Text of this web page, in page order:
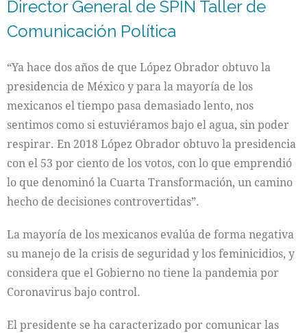
Director General de SPIN Taller de
Comunicación Política
“Ya hace dos años de que López Obrador obtuvo la
presidencia de México y para la mayoría de los
mexicanos el tiempo pasa demasiado lento, nos
sentimos como si estuviéramos bajo el agua, sin poder
respirar. En 2018 López Obrador obtuvo la presidencia
con el 53 por ciento de los votos, con lo que emprendió
lo que denominó la Cuarta Transformación, un camino
hecho de decisiones controvertidas”.
La mayoría de los mexicanos evalúa de forma negativa
su manejo de la crisis de seguridad y los feminicidios, y
considera que el Gobierno no tiene la pandemia por
Coronavirus bajo control.
El presidente se ha caracterizado por comunicar las